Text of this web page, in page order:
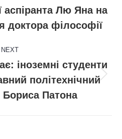
Попередній
пост:
аспіранта Лю Яна на
доктора філософії
NEXT
Next
post:
іноземні студенти
політехнічний
Бориса Патона